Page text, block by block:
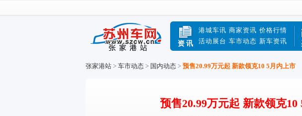
资讯
港城车讯 商家资讯 价格行情
活动展台 车市动态 新车资讯
张家港站 > 车市动态 > 国内动态 > 预售20.99万元起 新款领克10 5月内上市
预售20.99万元起 新款领克10